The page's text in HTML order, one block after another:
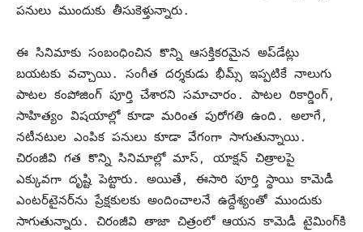
పనులు ముందుకు తీసుకెళ్తున్నారు.
ఈ సినిమాకు సంబంధించిన కొన్ని ఆసక్తికరమైన అప్‌డేట్లు
బయటకు వచ్చాయి. సంగీత దర్శకుడు భీమ్స్ ఇప్పటికే నాలుగు
పాటల కంపోజింగ్ పూర్తి చేశారని సమాచారం. పాటల రికార్డింగ్,
సాహిత్యం విషయాల్లో కూడా మరింత పురోగతి ఉంది. అలాగే,
నటీనటుల ఎంపిక పనులు కూడా వేగంగా సాగుతున్నాయి.
చిరంజీవి గత కొన్ని సినిమాల్లో మాస్, యాక్షన్ చిత్రాలపై
ఎక్కువగా దృష్టి పెట్టారు. అయితే, ఈసారి పూర్తి స్థాయి కామెడీ
ఎంటర్‌టైనర్‌ను ప్రేక్షకులకు అందించాలనే ఉద్దేశ్యంతో ముందుకు
సాగుతున్నారు. చిరంజీవి తాజా చిత్రంలో ఆయన కామెడీ టైమింగ్‌కి